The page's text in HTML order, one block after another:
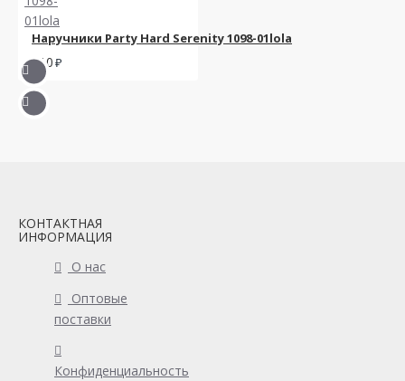
Наручники Party Hard Serenity 1098-01lola
910
КОНТАКТНАЯ
ИНФОРМАЦИЯ
О нас
Оптовые
поставки
Конфиденциальность